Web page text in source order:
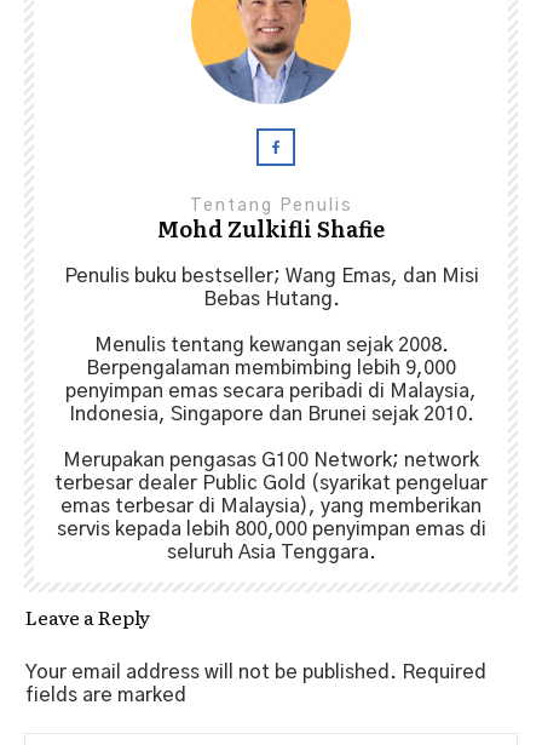
Tentang Penulis
Mohd Zulkifli Shafie
Penulis buku bestseller; Wang Emas, dan Misi
Bebas Hutang.
Menulis tentang kewangan sejak 2008.
Berpengalaman membimbing lebih 9,000
penyimpan emas secara peribadi di Malaysia,
Indonesia, Singapore dan Brunei sejak 2010.
Merupakan pengasas G100 Network; network
terbesar dealer Public Gold (syarikat pengeluar
emas terbesar di Malaysia), yang memberikan
servis kepada lebih 800,000 penyimpan emas di
seluruh Asia Tenggara.
Leave a Reply
Your email address will not be published. Required
fields are marked